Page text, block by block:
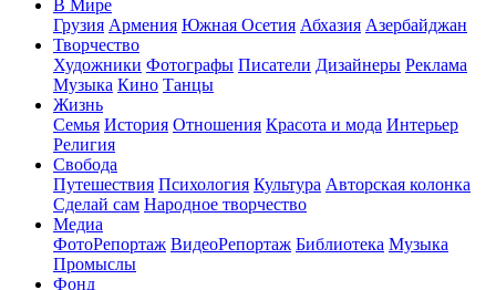
В Мире
Грузия Армения Южная Осетия Абхазия Азербайджан
Творчество
Художники Фотографы Писатели Дизайнеры Реклама
Музыка Кино Танцы
Жизнь
Семья История Отношения Красота и мода Интерьер
Религия
Свобода
Путешествия Психология Культура Авторская колонка
Сделай сам Народное творчество
Медиа
ФотоРепортаж ВидеоРепортаж Библиотека Музыка
Промыслы
Фонд